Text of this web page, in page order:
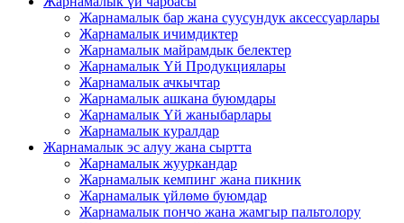
Жарнамалык бар жана суусундук аксессуарлары
Жарнамалык ичимдиктер
Жарнамалык майрамдык белектер
Жарнамалык Үй Продукциялары
Жарнамалык ачкычтар
Жарнамалык ашкана буюмдары
Жарнамалык Үй жаныбарлары
Жарнамалык куралдар
Жарнамалык эс алуу жана сыртта
Жарнамалык жууркандар
Жарнамалык кемпинг жана пикник
Жарнамалык үйлөмө буюмдар
Жарнамалык пончо жана жамгыр пальтолору